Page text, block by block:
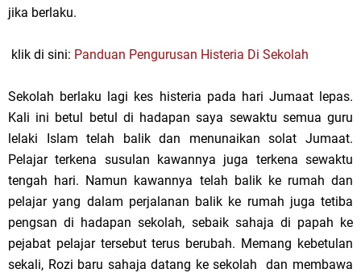
jika berlaku.
klik di sini: Panduan Pengurusan Histeria Di Sekolah
Sekolah berlaku lagi kes histeria pada hari Jumaat lepas.
Kali ini betul betul di hadapan saya sewaktu semua guru
lelaki Islam telah balik dan menunaikan solat Jumaat.
Pelajar terkena susulan kawannya juga terkena sewaktu
tengah hari. Namun kawannya telah balik ke rumah dan
pelajar yang dalam perjalanan balik ke rumah juga tetiba
pengsan di hadapan sekolah, sebaik sahaja di papah ke
pejabat pelajar tersebut terus berubah. Memang kebetulan
sekali, Rozi baru sahaja datang ke sekolah dan membawa